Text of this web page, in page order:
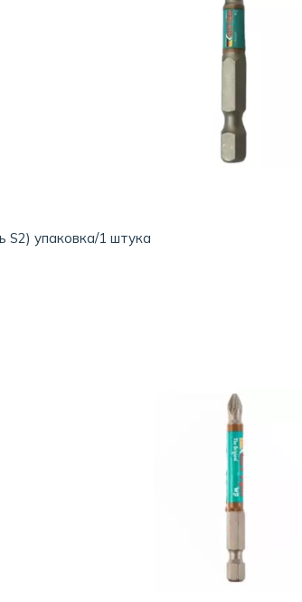
S2) упаковка/1 штука